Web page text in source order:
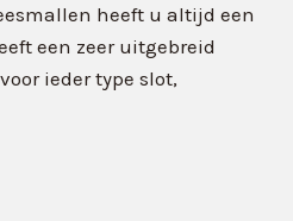
heeft u altijd een
een zeer uitgebreid
ieder type slot,